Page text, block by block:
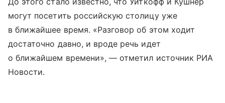
могут посетить российскую столицу уже
в ближайшее время. «Разговор об этом ходит
достаточно давно, и вроде речь идет
о ближайшем времени», — отметил источник РИА
Новости.